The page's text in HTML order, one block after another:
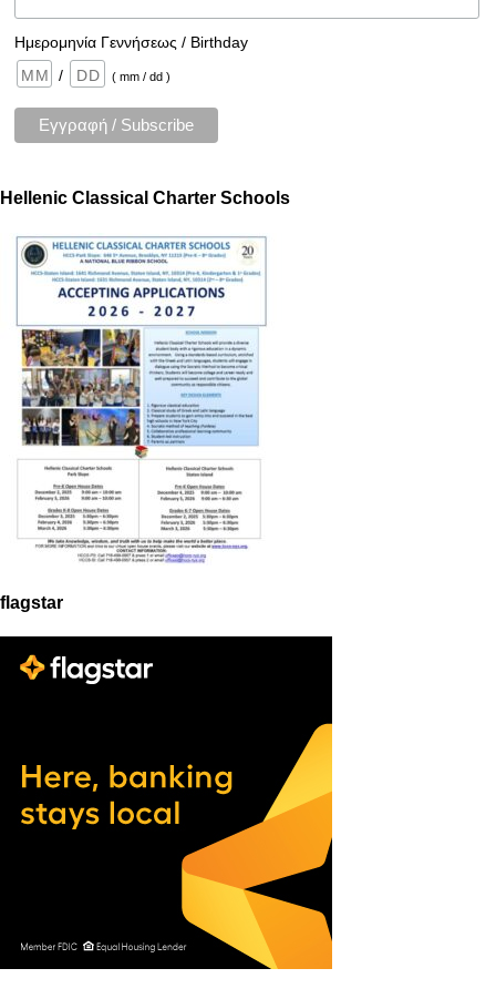
Ημερομηνία Γεννήσεως / Birthday
/
( mm / dd )
Hellenic Classical Charter Schools
flagstar